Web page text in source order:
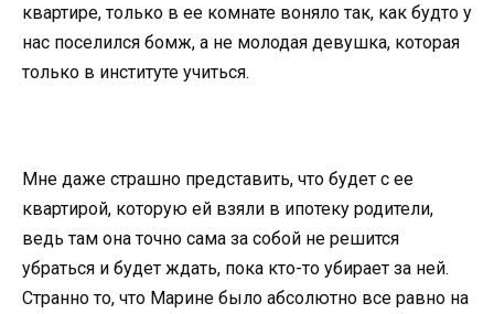
квартире, только в ее комнате воняло так, как будто у
нас поселился бомж, а не молодая девушка, которая
только в институте учиться.
Мне даже страшно представить, что будет с ее
квартирой, которую ей взяли в ипотеку родители,
ведь там она точно сама за собой не решится
убраться и будет ждать, пока кто-то убирает за ней.
Странно то, что Марине было абсолютно все равно на